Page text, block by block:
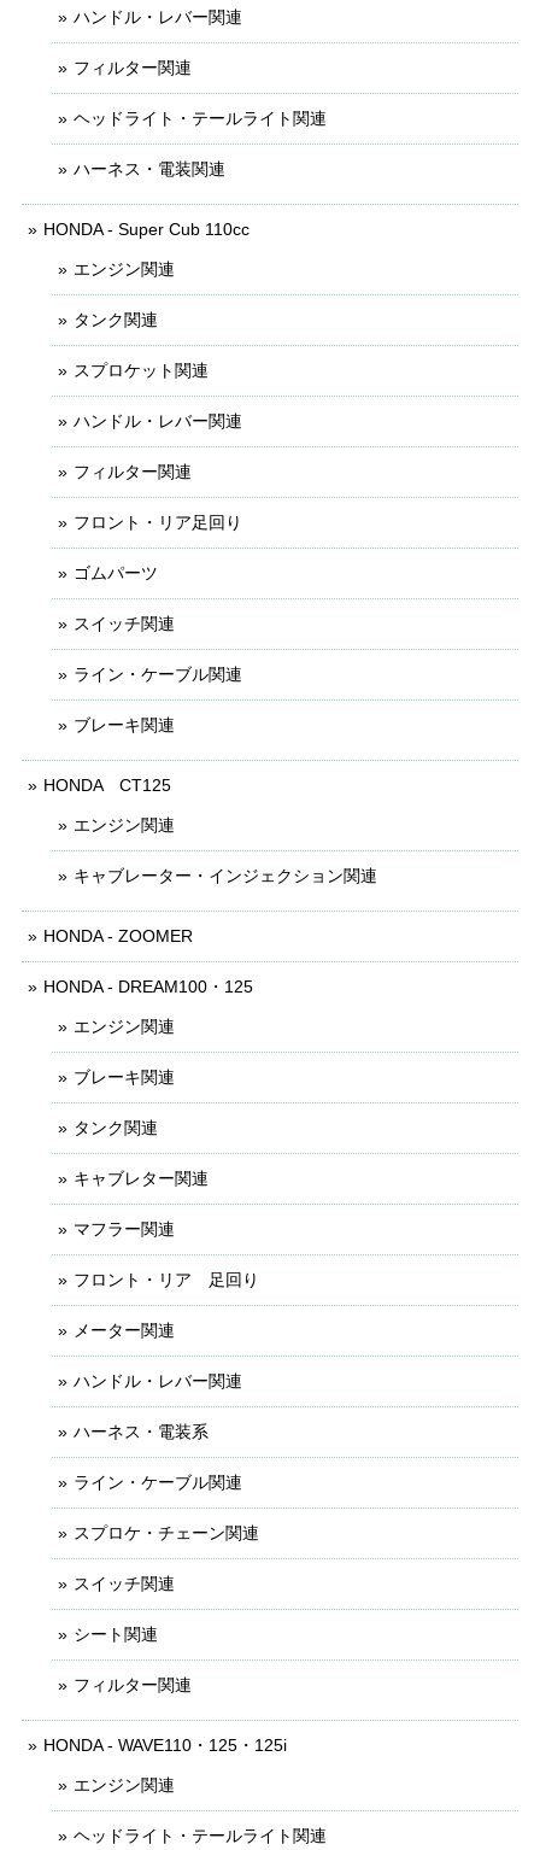
ハンドル・レバー関連
フィルター関連
ヘッドライト・テールライト関連
ハーネス・電装関連
HONDA - Super Cub 110cc
エンジン関連
タンク関連
スプロケット関連
ハンドル・レバー関連
フィルター関連
フロント・リア足回り
ゴムパーツ
スイッチ関連
ライン・ケーブル関連
ブレーキ関連
HONDA CT125
エンジン関連
キャブレーター・インジェクション関連
HONDA - ZOOMER
HONDA - DREAM100・125
エンジン関連
ブレーキ関連
タンク関連
キャブレター関連
マフラー関連
フロント・リア 足回り
メーター関連
ハンドル・レバー関連
ハーネス・電装系
ライン・ケーブル関連
スプロケ・チェーン関連
スイッチ関連
シート関連
フィルター関連
HONDA - WAVE110・125・125i
エンジン関連
ヘッドライト・テールライト関連